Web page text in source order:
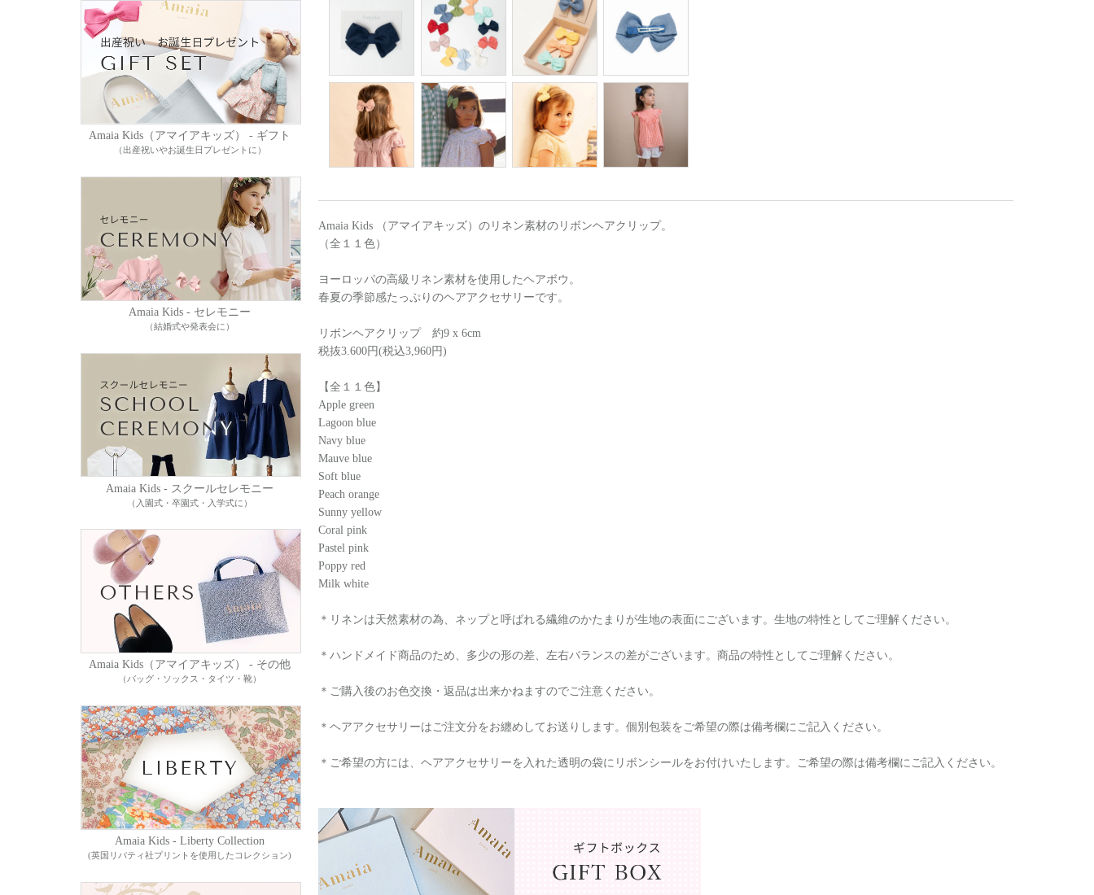
Amaia Kids （アマイアキッズ）のリネン素材のリボンヘアクリップ。
（全１１色）
ヨーロッパの高級リネン素材を使用したヘアボウ。
春夏の季節感たっぷりのヘアアクセサリーです。
リボンヘアクリップ 約9 x 6cm
税抜3.600円(税込3,960円)
【全１１色】
Apple green
Lagoon blue
Navy blue
Mauve blue
Soft blue
Peach orange
Sunny yellow
Coral pink
Pastel pink
Poppy red
Milk white
＊リネンは天然素材の為、ネップと呼ばれる繊維のかたまりが生地の表面にございます。生地の特性としてご理解ください。
＊ハンドメイド商品のため、多少の形の差、左右バランスの差がございます。商品の特性としてご理解ください。
＊ご購入後のお色交換・返品は出来かねますのでご注意ください。
＊ヘアアクセサリーはご注文分をお纏めしてお送りします。個別包装をご希望の際は備考欄にご記入ください。
＊ご希望の方には、ヘアアクセサリーを入れた透明の袋にリボンシールをお付けいたします。ご希望の際は備考欄にご記入ください。
Amaia Kids（アマイアキッズ） - ギフト
（出産祝いやお誕生日プレゼントに）
Amaia Kids - セレモニー
（結婚式や発表会に）
Amaia Kids - スクールセレモニー
（入園式・卒園式・入学式に）
Amaia Kids（アマイアキッズ） - その他
（バッグ・ソックス・タイツ・靴）
Amaia Kids - Liberty Collection
(英国リバティ社プリントを使用したコレクション)